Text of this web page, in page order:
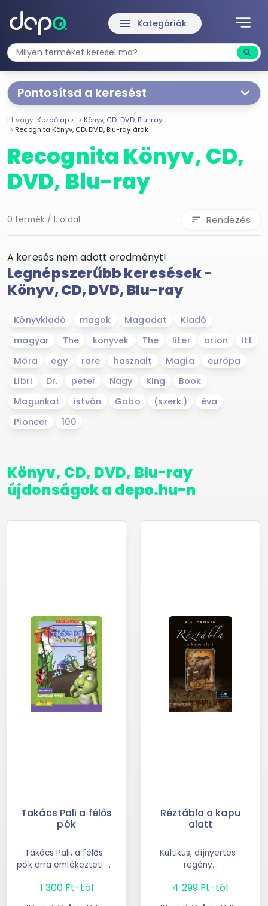
notes
menu Kategóriák
search
Pontosítsd a keresést
Mást is keresel? Válogass a Depo teljes
kínálatából!
tovább válogatok »
Itt vagy: Kezdőlap
Könyv, CD, DVD, Blu-ray
Recognita Könyv, CD, DVD, Blu-ray árak
Recognita Könyv, CD,
DVD, Blu-ray
0 termék / 1. oldal sort Rendezés
A keresés nem adott eredményt!
Legnépszerűbb keresések -
Könyv, CD, DVD, Blu-ray
Könyvkiadó magok Magadat
Kiadó
magyar
The könyvek The liter orion
itt
Móra
egy rare hasznalt Magia
európa
Libri
Dr. peter Nagy King
Book
Magunkat
istván Gabo (szerk.)
éva
Pioneer
100
Könyv, CD, DVD, Blu-ray
újdonságok a depo.hu-n
Takács Pali a félős
pók
Takács Pali, a félős
pók arra emlékezteti a
Isten mindig velük van,
és ...
1 300 Ft-tól
Réztábla a kapu
alatt
Kultikus, díjnyertes
regény
züllésről,szerelemről,
pénzről, ...
4 299 Ft-tól